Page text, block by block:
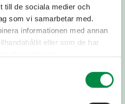
till de sociala medier och
som vi samarbetar med.
informationen med annan
eller som de har
till elnätet
för anslutning av elektriska
till elnätet - Gäller från
2026-07-01
elnät näringsidkare
lågspänning 2026